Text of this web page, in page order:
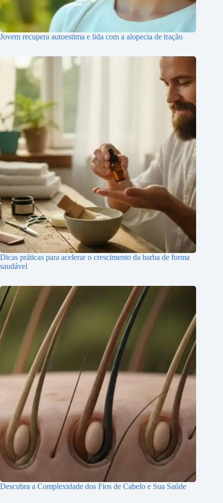
Jovem recupera autoestima e lida com a alopecia de tração
Dicas práticas para acelerar o crescimento da barba de forma
saudável
Descubra a Complexidade dos Fios de Cabelo e Sua Saúde